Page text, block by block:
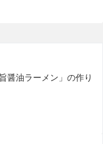
醤油ラーメン」の作り